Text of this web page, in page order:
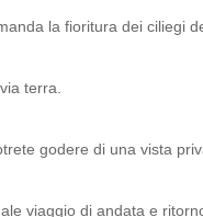
la fioritura dei ciliegi
terra.
godere di una vista
viaggio di andata e